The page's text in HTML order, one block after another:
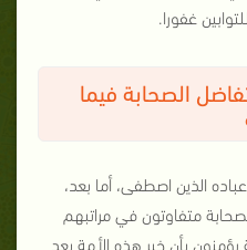
غفورا.
الصحابة فيما
الذين اصطفى، أما بعد،
متفاوتون في مراتبهم
بأن خير هذه الأمة بعد